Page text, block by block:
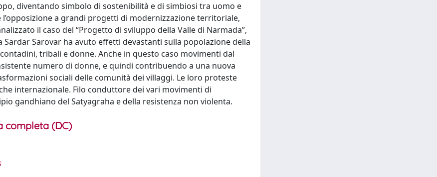
diventando simbolo di sostenibilità e di simbiosi tra uomo e
a grandi progetti di modernizzazione territoriale,
il caso del “Progetto di sviluppo della Valle di Narmada”,
Sarovar ha avuto effetti devastanti sulla popolazione della
tribali e donne. Anche in questo caso movimenti dal
numero di donne, e quindi contribuendo a una nuova
sociali delle comunità dei villaggi. Le loro proteste
internazionale. Filo conduttore dei vari movimenti di
gandhiano del Satyagraha e della resistenza non violenta.
completa (DC)